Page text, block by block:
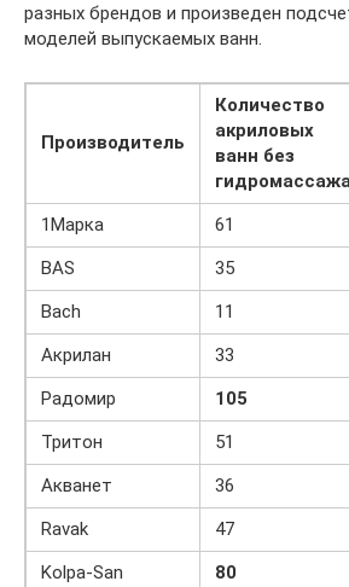
разных брендов и произведен
моделей выпускаемых ванн.
Производитель
Количество
акриловых
ванн без
гидромассажа
1Марка
61
BAS
35
Bach
11
Акрилан
33
Радомир
105
Тритон
51
Акванет
36
Ravak
47
Kolpa-San
80